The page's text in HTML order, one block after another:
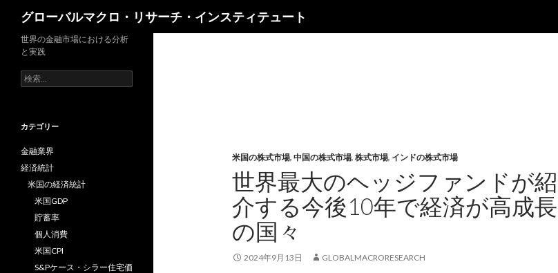
グローバルマクロ・リサーチ・インスティテュート
米国の株式市場, 中国の株式市場, 株式市場, インドの株式市場
世界最大のヘッジファンドが紹
介する今後10年で経済が高成長
の国々
2024年9月13日 GLOBALMACRORESEARCH
世界の金融市場における分析
と実践
検
索:
カテゴリー
金融業界
経済統計
米国の経済統計
米国GDP
貯蓄率
個人消費
米国CPI
S&Pケース・シラー住宅価